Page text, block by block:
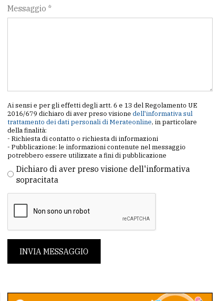
Messaggio *
Ai sensi e per gli effetti degli artt. 6 e 13 del Regolamento UE
2016/679 dichiaro di aver preso visione dell'informativa sul
trattamento dei dati personali di Merateonline, in particolare
della finalità:
- Richiesta di contatto o richiesta di informazioni
- Pubblicazione: le informazioni contenute nel messaggio
potrebbero essere utilizzate a fini di pubblicazione
Dichiaro di aver preso visione dell'informativa
sopracitata
INVIA MESSAGGIO